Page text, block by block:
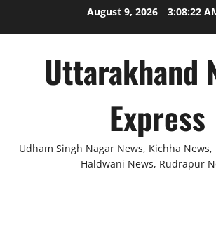
August 9, 2026 3:08:23
Uttarakhand
Express
Udham Singh Nagar News, Kichha News,
Haldwani News, Rudrapur